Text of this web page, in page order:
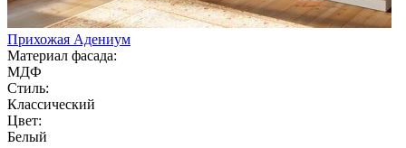
Прихожая Адениум
Материал фасада:
МДФ
Стиль:
Классический
Цвет:
Белый